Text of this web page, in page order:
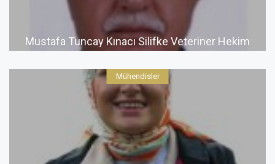
Mustafa Tuncay Kınacı Silifke Veteriner Hekim
Mühendisler